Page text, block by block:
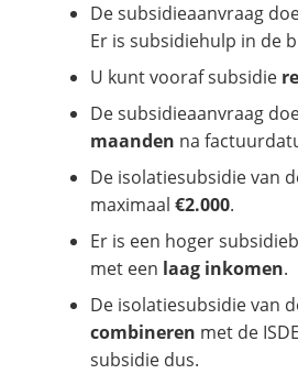
De subsidieaanvraag
Er is subsidiehulp in de
U kunt vooraf subsidie
De subsidieaanvraag
maanden na
De isolatiesubsidie van
maximaal€2.000.
Er is een hoger
met een laag inkomen.
De isolatiesubsidie van
combineren met de
subsidie dus.